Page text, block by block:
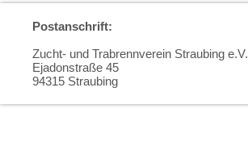
Postanschrift:
Zucht- und Trabrennverein Straubing e.V.
Ejadonstraße 45
94315 Straubing